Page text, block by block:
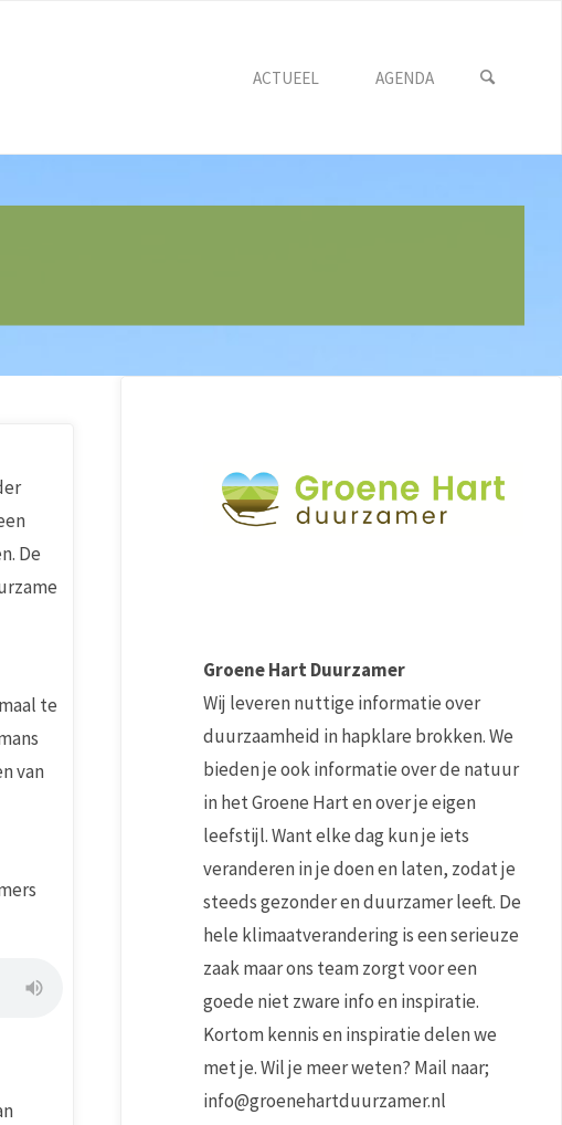
ACTUEEL AGENDA
De
te
van
Groene Hart Duurzamer
Wij leveren nuttige informatie over
duurzaamheid in hapklare brokken. We
bieden je ook informatie over de natuur
in het Groene Hart en over je eigen
leefstijl. Want elke dag kun je iets
veranderen in je doen en laten, zodat je
steeds gezonder en duurzamer leeft. De
hele klimaatverandering is een serieuze
zaak maar ons team zorgt voor een
goede niet zware info en inspiratie.
Kortom kennis en inspiratie delen we
met je. Wil je meer weten? Mail naar;
info@groenehartduurzamer.nl